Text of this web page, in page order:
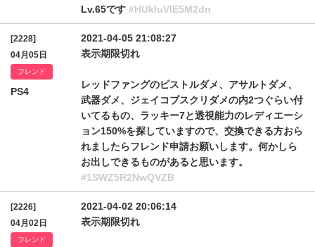
Lv.65です #HUkluVlE5M2dn
[2228]
04月05日
フレンド
PS4
2021-04-05 21:08:27
表示期限切れ
レッドファングのピストルダメ、アサルトダメ、
武器ダメ、ジェイコブスクリダメの内2つぐらい付
いてるもの、ラッキー7と透視能力のレディエーシ
ョン150%を探していますので、交換できる方おら
れましたらフレンド申請お願いします。何かしら
お出しできるものがあると思います。
#1SWZ5R2NwQVZB
[2226]
04月02日
フレンド
2021-04-02 20:06:14
表示期限切れ